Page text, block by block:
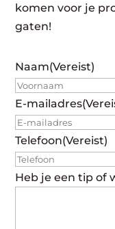
komen voor je
gaten!
Naam(Vereist)
E-mailadres
Telefoon(Vereist)
Heb je een tip of